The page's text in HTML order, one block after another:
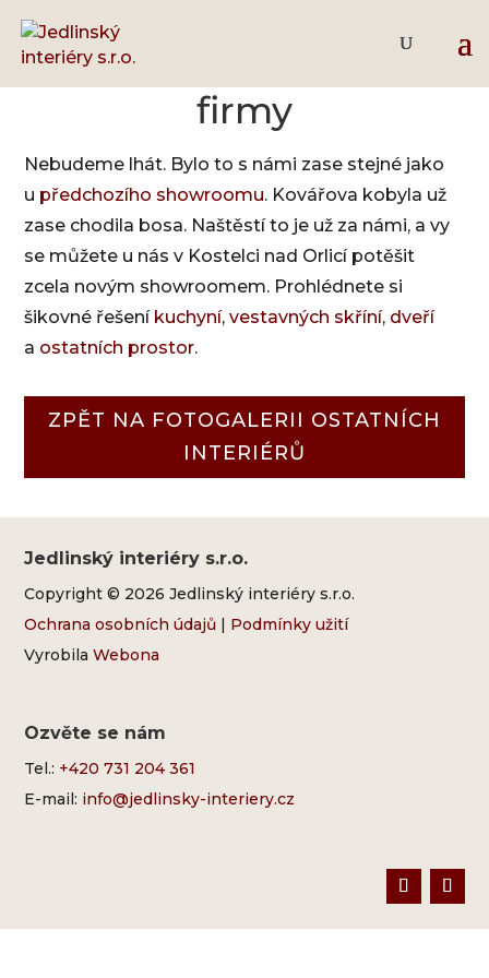
Nový showroom naší
firmy
Nebudeme lhát. Bylo to s námi zase stejné jako
u předchozího showroomu. Kovářova kobyla už
zase chodila bosa. Naštěstí to je už za námi, a vy
se můžete u nás v Kostelci nad Orlicí potěšit
zcela novým showroomem. Prohlédnete si
šikovné řešení kuchyní,vestavných skříní, dveří
a ostatních prostor.
ZPĚT NA FOTOGALERII OSTATNÍCH
INTERIÉRŮ
Jedlinský interiéry s.r.o.
Copyright © 2026 Jedlinský interiéry s.r.o.
Ochrana osobních údajů | Podmínky užití
VyrobilaWebona
Ozvěte se nám
Tel.: +420 731 204 361
E-mail: info@jedlinsky-interiery.cz